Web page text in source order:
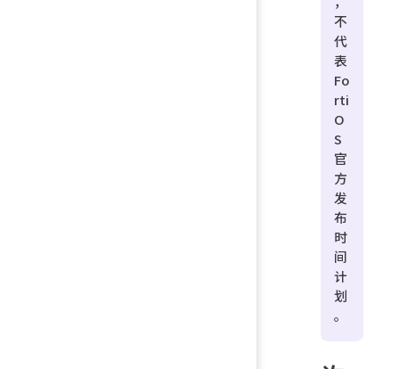
不
代
表
Fo
rti
O
S
官
方
发
布
时
间
计
划
。